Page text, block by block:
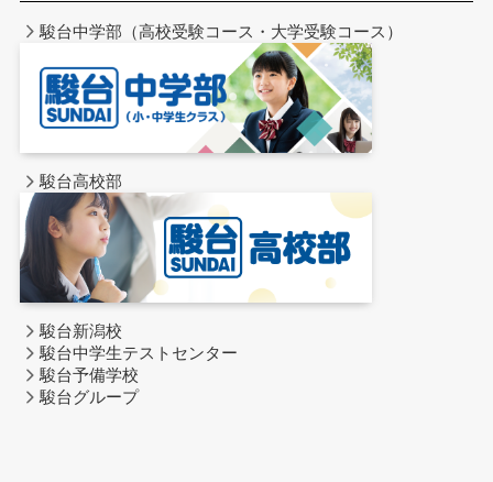
駿台中学部（高校受験コース・大学受験コース）
駿台高校部
駿台新潟校
駿台中学生テストセンター
駿台予備学校
駿台グループ